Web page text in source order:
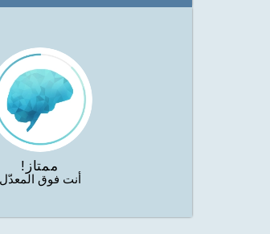
ممتاز!
أنت فوق المعدّل